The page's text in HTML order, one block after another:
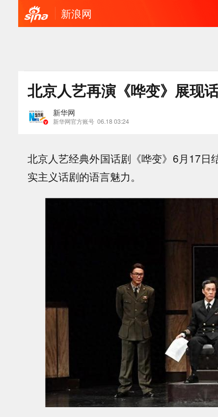
新浪网
北京人艺再演《哗变》展现
新华网
新华网官方账号 06.18 03:24
北京人艺经典外国话剧《哗变》6月17日
实主义话剧的语言魅力。